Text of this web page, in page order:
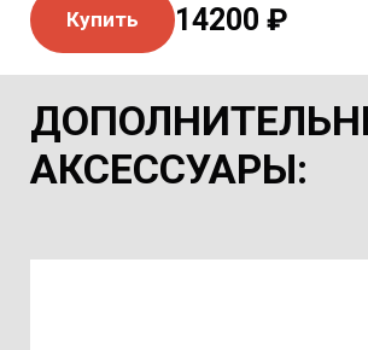
Купить 14200 ₽
АКСЕССУАРЫ: